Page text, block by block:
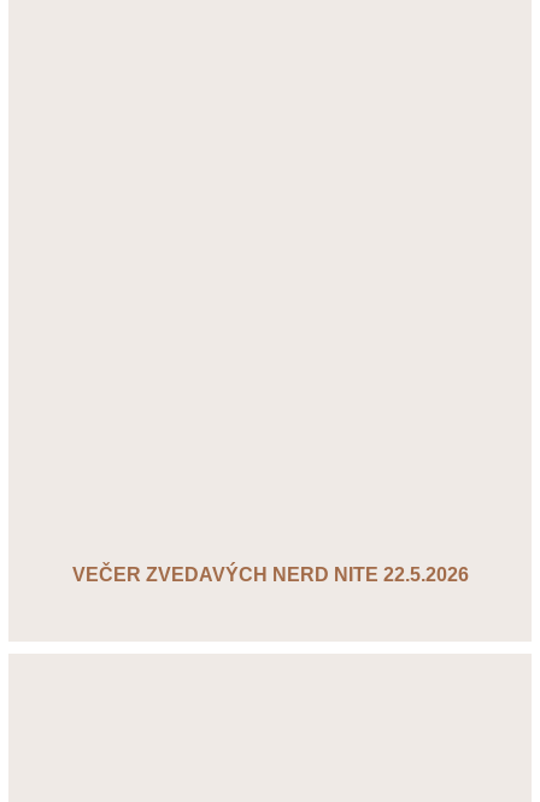
VEČER ZVEDAVÝCH NERD NITE 22.5.2026